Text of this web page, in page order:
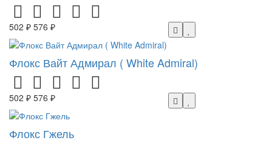
502 ₽ 576 ₽
Флокс Вайт Адмирал ( White Admiral)
502 ₽ 576 ₽
Флокс Гжель